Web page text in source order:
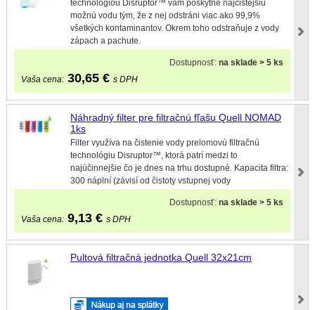
technológiou Disruptor™ vám poskytne najčistejšiu
možnú vodu tým, že z nej odstráni viac ako 99,9%
všetkých kontaminantov. Okrem toho odstraňuje z vody
zápach a pachute.
Dostupnosť:na sklade > 5 ks
Vaša cena: 30,65 € s DPH
Náhradný filter pre filtračnú fľašu Quell NOMAD
1ks
Filter využíva na čistenie vody prelomovú filtračnú
technológiu Disruptor™, ktorá patrí medzi to
najúčinnejšie čo je dnes na trhu dostupné. Kapacita filtra:
300 náplní (závisí od čistoty vstupnej vody
Dostupnosť:na sklade > 5 ks
Vaša cena: 9,13 € s DPH
Pultová filtračná jednotka Quell 32x21cm